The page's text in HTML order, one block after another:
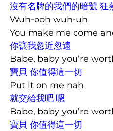
沒有名牌的我們的暗號 狂
Wuh-ooh wuh-uh
You make me come
你讓我忽近忽遠
Babe, baby you’re
寶貝 你值得這一切
Put it on me nah
就交給我吧 嗯
Babe, baby you’re
寶貝 你值得這一切